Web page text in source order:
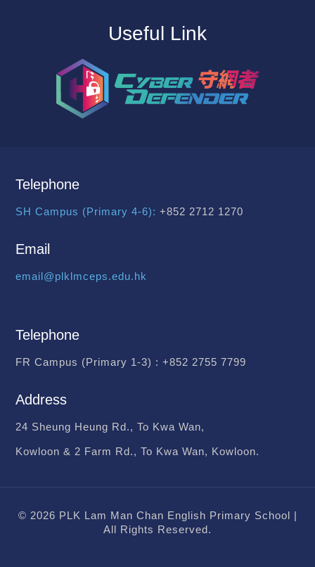
Useful Link
Telephone
SH Campus (Primary 4-6): +852 2712 1270
Email
email@plklmceps.edu.hk
Telephone
FR Campus (Primary 1-3) : +852 2755 7799
Address
24 Sheung Heung Rd., To Kwa Wan,
Kowloon & 2 Farm Rd., To Kwa Wan, Kowloon.
© 2026 PLK Lam Man Chan English Primary School |
All Rights Reserved.